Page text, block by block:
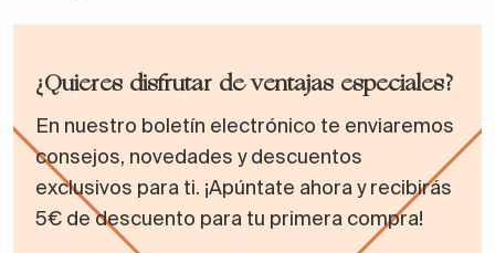
¿Quieres disfrutar de ventajas especiales?
En nuestro boletín electrónico te enviaremos
consejos, novedades y descuentos
exclusivos para ti. ¡Apúntate ahora y recibirás
5€ de descuento para tu primera compra!